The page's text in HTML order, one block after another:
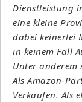
Dienstleistung
eine kleine
dabei keinerlei
in keinem Fall
Unter anderem
Als Amazon-
Verkäufen. Als